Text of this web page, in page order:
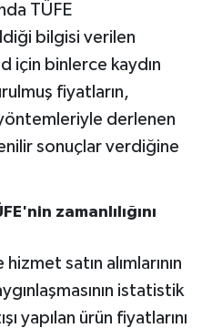
TÜFE
bilgisi verilen
için binlerce kaydın
fiyatların,
derlenen
sonuçlar verdiğine
zamanlılığını
satın alımlarının
istatistik
yapılan ürün fiyatlarını